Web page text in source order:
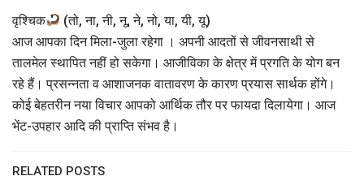
वृश्चिक
(तो, ना, नी, नू, ने, नो, या, यी, यू)
आज आपका दिन मिला-जुला रहेगा । अपनी आदतों से जीवनसाथी से
तालमेल स्थापित नहीं हो सकेगा। आजीविका के क्षेत्र में प्रगति के योग बन
रहे हैं। प्रसन्नता व आशाजनक वातावरण के कारण प्रयास सार्थक होंगे।
कोई बेहतरीन नया विचार आपको आर्थिक तौर पर फायदा दिलायेगा। आज
भेंट-उपहार आदि की प्राप्ति संभव है।
RELATED POSTS